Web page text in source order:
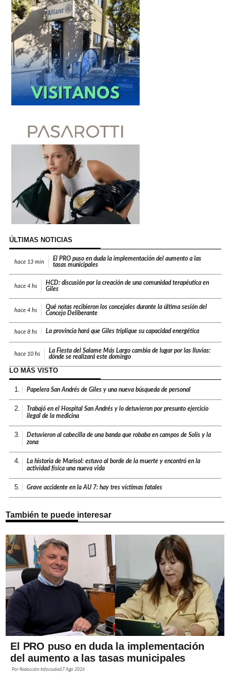
ÚLTIMAS NOTICIAS
hace 13 min
El PRO puso en duda la implementación del aumento a las
tasas municipales
hace 4 hs
HCD: discusión por la creación de una comunidad terapéutica en
Giles
hace 4 hs
Qué notas recibieron los concejales durante la última sesión del
Concejo Deliberante
hace 8 hs La provincia hará que Giles triplique su capacidad energética
hace 10 hs
La Fiesta del Salame Más Largo cambia de lugar por las lluvias:
dónde se realizará este domingo
LO MÁS VISTO
1. Papelera San Andrés de Giles y una nueva búsqueda de personal
2.
Trabajó en el Hospital San Andrés y lo detuvieron por presunto ejercicio
ilegal de la medicina
3.
Detuvieron al cabecilla de una banda que robaba en campos de Solís y la
zona
4.
La historia de Marisol: estuvo al borde de la muerte y encontró en la
actividad física una nueva vida
5. Grave accidente en la AU 7: hay tres víctimas fatales
También te puede interesar
El PRO puso en duda la implementación
del aumento a las tasas municipales
PorRedacción Infociudad 7 Ago 2026